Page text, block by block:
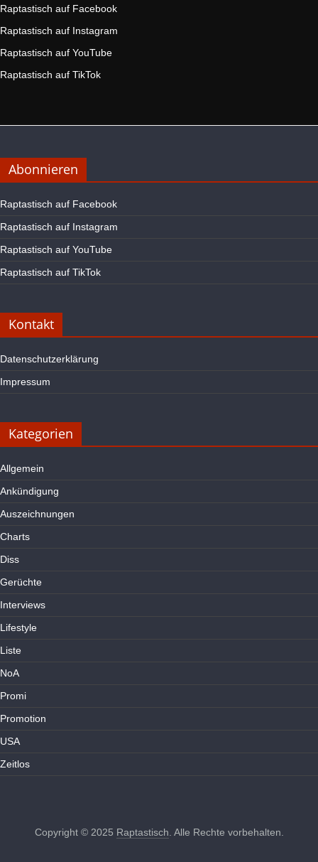
Raptastisch auf Facebook
Raptastisch auf Instagram
Raptastisch auf YouTube
Raptastisch auf TikTok
Abonnieren
Raptastisch auf Facebook
Raptastisch auf Instagram
Raptastisch auf YouTube
Raptastisch auf TikTok
Kontakt
Datenschutzerklärung
Impressum
Kategorien
Allgemein
Ankündigung
Auszeichnungen
Charts
Diss
Gerüchte
Interviews
Lifestyle
Liste
NoA
Promi
Promotion
USA
Zeitlos
Copyright © 2025 Raptastisch . Alle Rechte vorbehalten.